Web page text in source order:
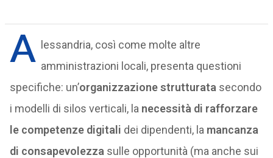
A
lessandria, così come molte altre
amministrazioni locali, presenta questioni
specifiche: un’organizzazione strutturata secondo
i modelli di silos verticali, la necessità di rafforzare
le competenze digitali dei dipendenti, la mancanza
di consapevolezza sulle opportunità (ma anche sui